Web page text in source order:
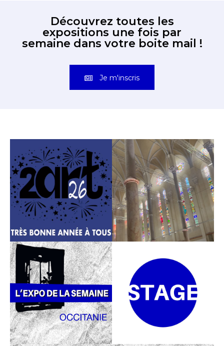
Découvrez toutes les
expositions une fois par
semaine dans votre boite mail !
Je m'inscris